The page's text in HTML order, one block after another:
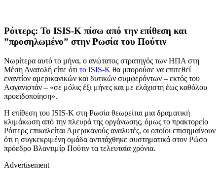
Ρόιτερς: Το ISIS-K πίσω από την επίθεση και
”προσηλωμένο” στην Ρωσία του Πούτιν
Νωρίτερα αυτό το μήνα, ο ανώτατος στρατηγός των ΗΠΑ στη
Μέση Ανατολή είπε ότι το ISIS-K θα μπορούσε να επιτεθεί
εναντίον αμερικανικών και δυτικών συμφερόντων – εκτός του
Αφγανιστάν – «σε μόλις έξι μήνες και με ελάχιστη έως καθόλου
προειδοποίηση».
Η επίθεση του ISIS-K στη Ρωσία θεωρείται μια δραματική
κλιμάκωση από την πλευρά της οργάνωσης, όμως το πρακτορείο
Ρόιτερς επικαλείται Αμερικανούς αναλυτές, οι οποίοι επισημαίνουν
ότι η συγκεκριμένη ομάδα αντιτάχθηκε συστηματικά στον Ρώσο
πρόεδρο Βλαντιμίρ Πούτιν τα τελευταία χρόνια.
Advertisement